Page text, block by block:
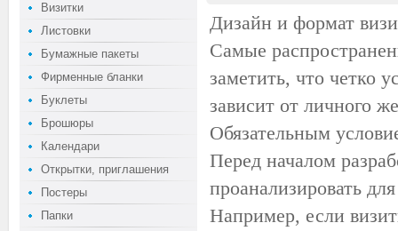
Визитки
Листовки
Бумажные пакеты
Фирменные бланки
Буклеты
Брошюры
Календари
Открытки, приглашения
Постеры
Папки
Дизайн и формат
Самые
заметить, что четко
зависит от личного
Обязательным
Перед началом
проанализировать
Например, если